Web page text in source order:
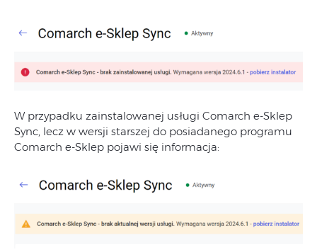
W przypadku zainstalowanej usługi Comarch e-Sklep
Sync, lecz w wersji starszej do posiadanego programu
Comarch e-Sklep pojawi się informacja: